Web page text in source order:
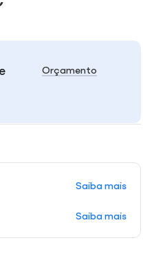
Orçamento
Saiba mais
Saiba mais